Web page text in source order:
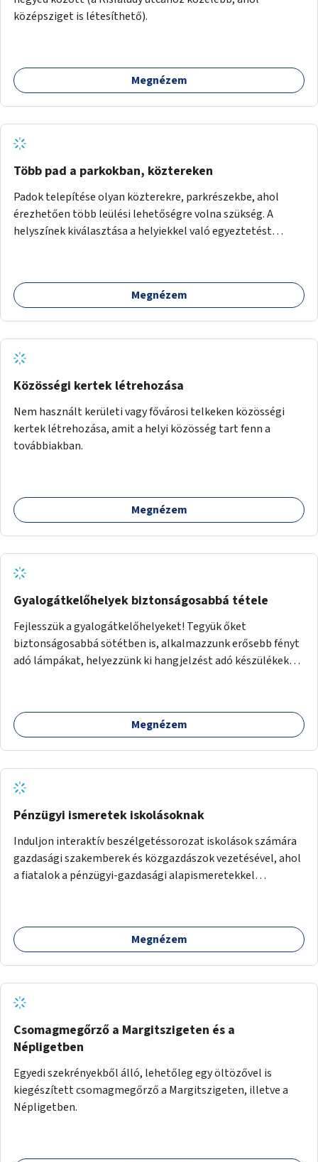
középsziget is létesíthető).
Megnézem
Több pad a parkokban, köztereken
Padok telepítése olyan közterekre, parkrészekbe, ahol
érezhetően több leülési lehetőségre volna szükség. A
helyszínek kiválasztása a helyiekkel való egyeztetést
Megnézem
Közösségi kertek létrehozása
Nem használt kerületi vagy fővárosi telkeken közösségi
kertek létrehozása, amit a helyi közösség tart fenn a
továbbiakban.
Megnézem
Gyalogátkelőhelyek biztonságosabbá tétele
Fejlesszük a gyalogátkelőhelyeket! Tegyük őket
biztonságosabbá sötétben is, alkalmazzunk erősebb fényt
adó lámpákat, helyezzünk ki hangjelzést adó készülékeket
Megnézem
Pénzügyi ismeretek iskolásoknak
Induljon interaktív beszélgetéssorozat iskolások számára
gazdasági szakemberek és közgazdászok vezetésével, ahol
a fiatalok a pénzügyi-gazdasági alapismeretekkel
számára, önkormányzati intézményben vagy külső
helyszínen iskolai együttműködéssel. A szervezést az
gyerekek bevonására is. A program pilot jelleggel indulna,
több korosztály számára.
Megnézem
Csomagmegőrző a Margitszigeten és a
Népligetben
Egyedi szekrényekből álló, lehetőleg egy öltözővel is
kiegészített csomagmegőrző a Margitszigeten, illetve a
Népligetben.